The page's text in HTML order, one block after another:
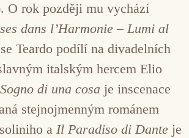
O rok později mu vychází
dans l’Harmonie – Lumi al
Teardo podílí na divadelních
italským hercem Elio
di una cosa je inscenace
stejnojmenným románem
a Il Paradiso di Dante je